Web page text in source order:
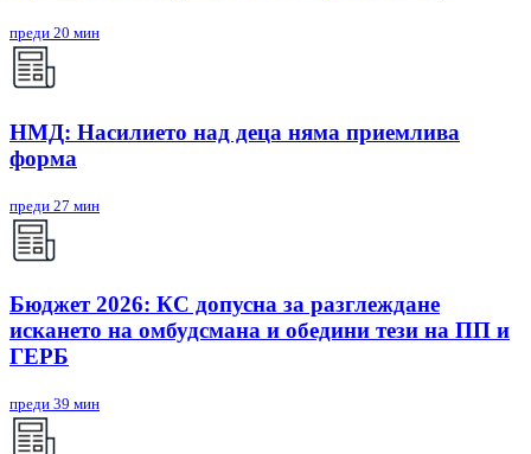
преди 20 мин
НМД: Насилието над деца няма приемлива
форма
преди 27 мин
Бюджет 2026: КС допусна за разглеждане
искането на омбудсмана и обедини тези на ПП и
ГЕРБ
преди 39 мин